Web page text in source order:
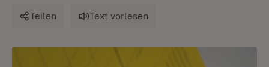
Teilen Text vorlesen